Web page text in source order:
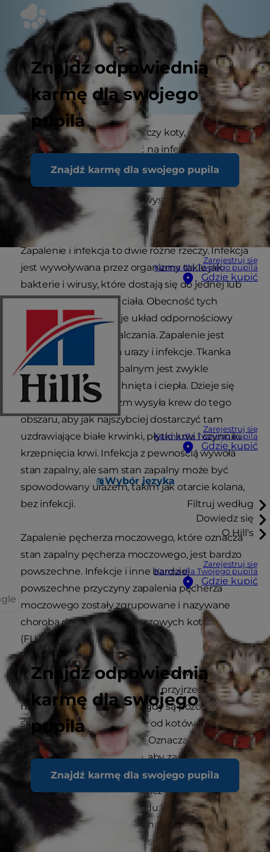
Znajdź odpowiednią
karmę dla swojego
pupila
Znajdź karmę dla swojego pupila
Zarejestruj się
Karma dla Twojego pupila
Gdzie kupić
Zarejestruj się
Karma dla Twojego pupila
Gdzie kupić
Wybór języka
Filtruj według
Dowiedz się
O Hill's
Zarejestruj się
Karma dla Twojego pupila
Gdzie kupić
Znajdź odpowiednią
karmę dla swojego
pupila
Znajdź karmę dla swojego pupila
Wiele osób zastanawia się, czy koty, podobnie
jak ludzie, mogą chorować na infekcje dróg
moczowych i zapalenie pęcherza moczowego.
Mogą one chorować na obie choroby, jednak
infekcje dróg moczowych występują u kotów
dość rzadko.
Zapalenie i infekcja to dwie różne rzeczy. Infekcja
jest wywoływana przez organizmy takie jak
bakterie i wirusy, które dostają się do jednej lub
większej liczby części ciała. Obecność tych
organizmów stymuluje układ odpornościowy
organizmu do ich zwalczania. Zapalenie jest
reakcją organizmu na urazy i infekcje. Tkanka
dotknięta stanem zapalnym jest zwykle
zaczerwieniona, opuchnięta i ciepła. Dzieje się
tak, ponieważ organizm wysyła krew do tego
obszaru, aby jak najszybciej dostarczyć tam
uzdrawiające białe krwinki, płytki krwi i czynniki
krzepnięcia krwi. Infekcja z pewnością wywoła
stan zapalny, ale sam stan zapalny może być
spowodowany urazem, takim jak otarcie kolana,
bez infekcji.
Zapalenie pęcherza moczowego, które oznacza
stan zapalny pęcherza moczowego, jest bardzo
powszechne. Infekcje i inne bardziej
powszechne przyczyny zapalenia pęcherza
moczowego zostały zgrupowane i nazywane
chorobą dolnych dróg moczowych kotów
(FLUTD).
Próbując zrozumieć FLUTD, warto wiedzieć, w
jaki sposób koty ewoluowały i przyjrzeć się ich
naturalnemu zachowaniu, gdy są pozostawione
same sobie. Koty pochodzą od kotów
zamieszkujących pustynie. Oznacza to, że
ewoluowały w taki sposób, aby zachowywać
wodę w organizmie i mają naturalnie bardzo
stężony mocz. Koty są również z natury
samotnikami strzegącymi dużego terytorium
przed innymi kotami, aby chronić swoje cenne
zasoby pożywienia i wody. Istotom społecznym,